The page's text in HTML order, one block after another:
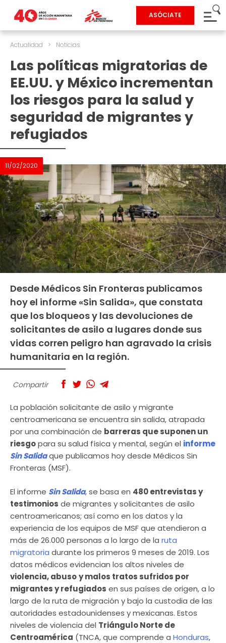
ASÓCIATE
Actualidad > Noticias
Las políticas migratorias de
EE.UU. y México incrementan
los riesgos para la salud y
seguridad de migrantes y
refugiados
11/02/2020
Desde Médicos Sin Fronteras publicamos
hoy el informe «Sin Salida», que constata
que los bloqueos y las devoluciones de
solicitantes de asilo a lugares donde sus
vidas corren peligro han agravado la crisis
humanitaria en la región.
Compartir
La población solicitante de asilo y migrante
centroamericana se encuentra sin salida, atrapada
por una combinación de barreras que suponen un
riesgopara su salud física y mental, según el informe
Sin Salidaque publicamos hoy desde Médicos Sin
Fronteras (MSF).
El informe Sin Salida, se basa en 480 entrevistas y
testimonios de migrantes y solicitantes de asilo
centroamericanos; así como en los datos y la
experiencia de los equipos de MSF que atendieron a
más de 26.000 personas a lo largo de la ruta
migratoria durante los primeros 9 meses de 2019. Los
datos médicos evidencian los altos niveles de
violencia, abusoy malos tratos sufridos por
migrantes y refugiados en sus países de origen, a lo
largo de la ruta de migración y bajo la custodia de las
autoridades estadounidenses y mexicanas. Estos
niveles de violencia del Triángulo Norte de
Centroamérica (TNCA, que comprende a Honduras,